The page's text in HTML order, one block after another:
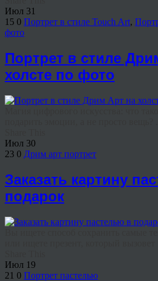
Июл 31
15 0 Портрет в стиле Touch Art,
фото
Портрет в стиле
холсте по фото
Июл 30
23 0 Дрим арт портрет
Заказать картину
подарок
Июл 19
21 0 Портрет пастелью